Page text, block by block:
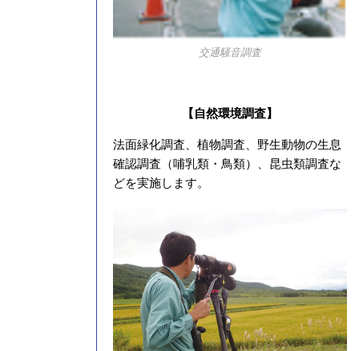
交通騒音調査
【自然環境調査】
法面緑化調査、植物調査、野生動物の生息
確認調査（哺乳類・鳥類）、昆虫類調査な
どを実施します。